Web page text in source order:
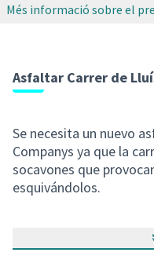
Més informació sobre el
Asfaltar Carrer de
Se necesita un nuevo
Companys ya que la
socavones que
esquivándolos.